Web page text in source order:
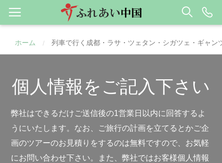
ホーム / 列車で行く成都・ラサ・ツェタン・シガツェ・ギャ
個人情報をご記入下さい
弊社はできるだけご送信後の1営業日以内に回答するよ
うにいたします。なお、ご旅行の計画を立てるとかご企
画のツアーのお見積りをするのは無料ですので、お気軽
にお問い合わせ下さい。また、弊社ではお客様個人情報